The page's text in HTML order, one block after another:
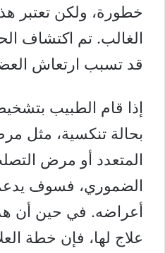
خطورة، ولكن تعتبر
الغالب. تم اكتشاف
قد تسبب ارتعاش
إذا قام الطبيب
بحالة تنكسية، مثل
المتعدد أو مرض
الضموري، فسوف
أعراضه. في حين أن
علاج لها، فإن خطة